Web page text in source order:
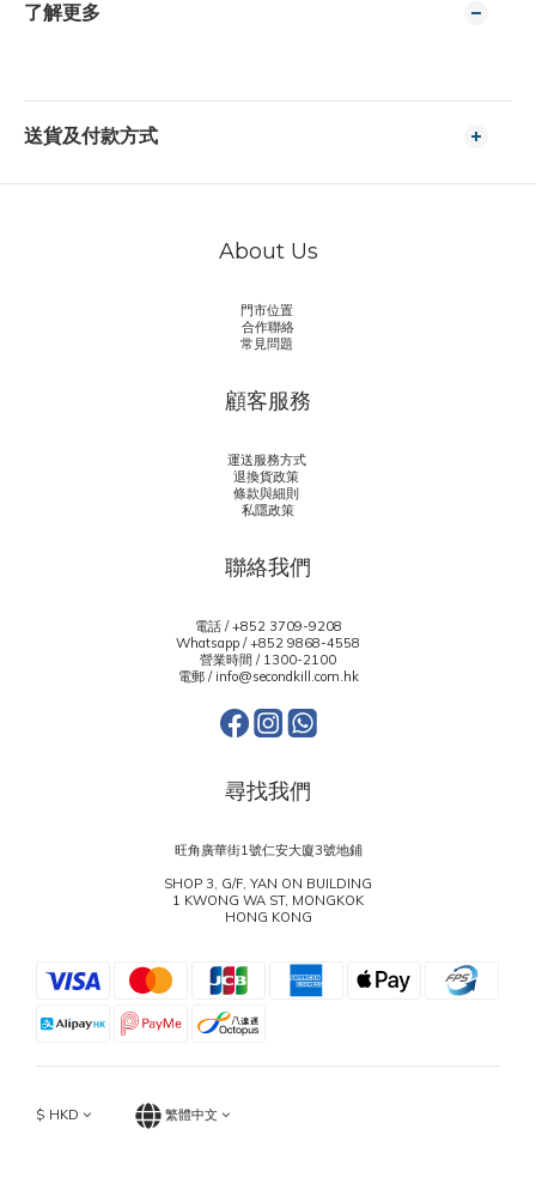
了解更多
送貨及付款方式
About Us
門市位置
合作聯絡
常見問題
顧客服務
運送服務方式
退換貨政策
條款與細則
私隱政策
聯絡我們
電話 / +852 3709-9208
Whatsapp /+852 9868-4558
營業時間 / 1300-2100
電郵 / info@secondkill.com.hk
尋找我們
旺角廣華街1號仁安大廈3號地鋪
SHOP 3, G/F, YAN ON BUILDING
1 KWONG WA ST, MONGKOK
HONG KONG
$ HKD 繁體中文